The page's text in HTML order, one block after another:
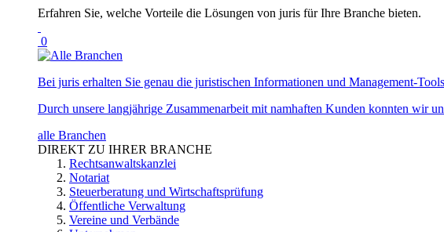
Erfahren Sie, welche Vorteile die Lösungen von juris für Ihre Branche bieten.
0
Bei juris erhalten Sie genau die juristischen Informationen und Management-
Durch unsere langjährige Zusammenarbeit mit namhaften Kunden konnten wir
alle Branchen
DIREKT ZU IHRER BRANCHE
Rechtsanwaltskanzlei
Notariat
Steuerberatung und Wirtschaftsprüfung
Öffentliche Verwaltung
Vereine und Verbände